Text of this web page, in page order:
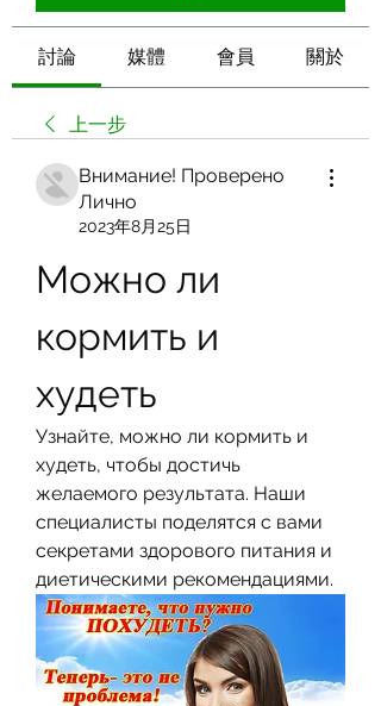
討論 媒體 會員 關於
上一步
Внимание! Проверено
Лично
2023年8月25日
Можно ли
кормить и
худеть
Узнайте, можно ли кормить и
худеть, чтобы достичь
желаемого результата. Наши
специалисты поделятся с вами
секретами здорового питания и
диетическими рекомендациями.